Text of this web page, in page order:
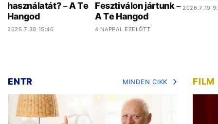
használatát? – A Te
Hangod
2026.7.30 15:46
Fesztiválon jártunk –
A Te Hangod
4 NAPPAL EZELŐTT
2026.7.19
ENTR MINDEN CIKK FILM